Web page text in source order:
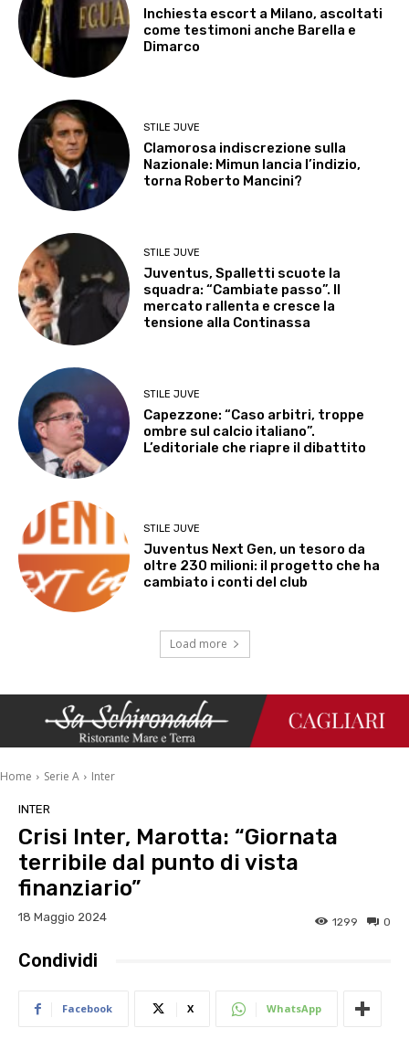
Inchiesta escort a Milano, ascoltati
come testimoni anche Barella e
Dimarco
STILE JUVE
Clamorosa indiscrezione sulla
Nazionale: Mimun lancia l’indizio,
torna Roberto Mancini?
STILE JUVE
Juventus, Spalletti scuote la
squadra: “Cambiate passo”. Il
mercato rallenta e cresce la
tensione alla Continassa
STILE JUVE
Capezzone: “Caso arbitri, troppe
ombre sul calcio italiano”.
L’editoriale che riapre il dibattito
STILE JUVE
Juventus Next Gen, un tesoro da
oltre 230 milioni: il progetto che ha
cambiato i conti del club
Load more